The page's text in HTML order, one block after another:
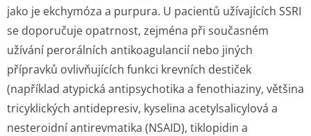
jako je ekchymóza a purpura. U pacientů užívajících SSRI
se doporučuje opatrnost, zejména při současném
užívání perorálních antikoagulancií nebo jiných
přípravků ovlivňujících funkci krevních destiček
(například atypická antipsychotika a fenothiaziny, většina
tricyklických antidepresiv, kyselina acetylsalicylová a
nesteroidní antirevmatika (NSAID), tiklopidin a